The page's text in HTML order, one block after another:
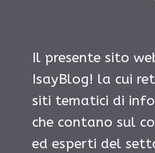
Il presente sito
IsayBlog! la cui
siti tematici di
che contano sul
ed esperti del